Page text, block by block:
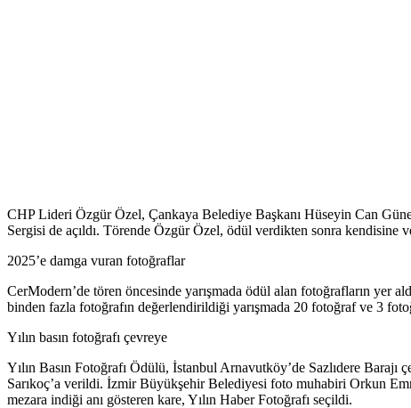
CHP Lideri Özgür Özel, Çankaya Belediye Başkanı Hüseyin Can
Sergisi de açıldı. Törende Özgür Özel, ödül verdikten sonra
2025’e damga vuran fotoğraflar
CerModern’de tören öncesinde yarışmada ödül alan fotoğrafların yer
binden fazla fotoğrafın değerlendirildiği yarışmada 20 fotoğraf ve 3
Yılın basın fotoğrafı çevreye
Yılın Basın Fotoğrafı Ödülü, İstanbul Arnavutköy’de Sazlıdere
Sarıkoç’a verildi. İzmir Büyükşehir Belediyesi foto muhabiri Orkun
mezara indiği anı gösteren kare, Yılın Haber Fotoğrafı seçildi.